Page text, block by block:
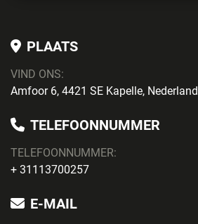
PLAATS
VIND ONS:
Amfoor 6, 4421 SE Kapelle, Nederland
TELEFOONNUMMER
TELEFOONNUMMER:
+ 31113700257
E-MAIL